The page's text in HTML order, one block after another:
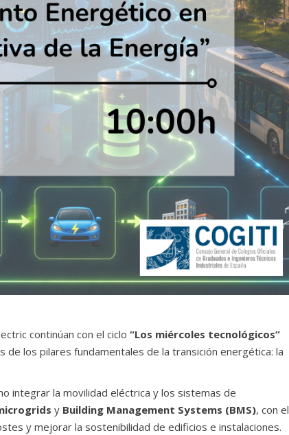
continúan con el ciclo “Los miércoles tecnológicos”
los pilares fundamentales de la transición energética: la
integrar la movilidad eléctrica y los sistemas de
y Building Management Systems (BMS), con el
y mejorar la sostenibilidad de edificios e instalaciones.